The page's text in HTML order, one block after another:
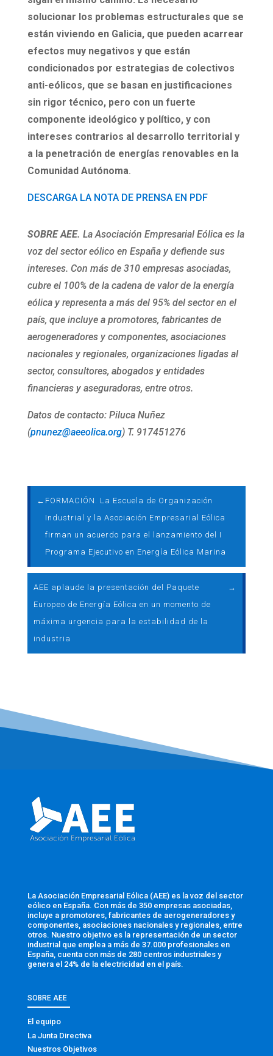
solucionar los problemas estructurales que se
están viviendo en Galicia, que pueden acarrear
efectos muy negativos y que están
condicionados por estrategias de colectivos
anti-eólicos, que se basan en justificaciones
sin rigor técnico, pero con un fuerte
componente ideológico y político, y con
intereses contrarios al desarrollo territorial y
a la penetración de energías renovables en la
Comunidad Autónoma.
DESCARGA LA NOTA DE PRENSA EN PDF
SOBRE AEE. La Asociación Empresarial Eólica es la
voz del sector eólico en España y defiende sus
intereses. Con más de 310 empresas asociadas,
cubre el 100% de la cadena de valor de la energía
eólica y representa a más del 95% del sector en el
país, que incluye a promotores, fabricantes de
aerogeneradores y componentes, asociaciones
nacionales y regionales, organizaciones ligadas al
sector, consultores, abogados y entidades
financieras y aseguradoras, entre otros.
Datos de contacto: Piluca Nuñez
(pnunez@aeeolica.org) T. 917451276
← FORMACIÓN. La Escuela de Organización
Industrial y la Asociación Empresarial Eólica
firman un acuerdo para el lanzamiento del I
Programa Ejecutivo en Energía Eólica Marina
AEE aplaude la presentación del Paquete
Europeo de Energía Eólica en un momento de
máxima urgencia para la estabilidad de la
industria
→
La Asociación Empresarial Eólica (AEE) es la voz del sector
eólico en España. Con más de 350 empresas asociadas,
incluye a promotores, fabricantes de aerogeneradores y
componentes, asociaciones nacionales y regionales, entre
otros. Nuestro objetivo es la representación de un sector
industrial que emplea a más de 37.000 profesionales en
España, cuenta con más de 280 centros industriales y
genera el 24% de la electricidad en el país.
SOBRE AEE
El equipo
La Junta Directiva
Nuestros Objetivos